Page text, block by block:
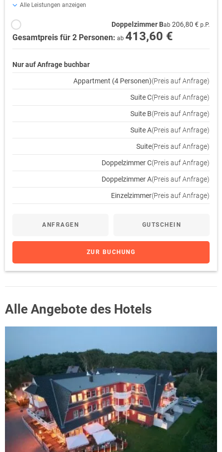
Alle Leistungen anzeigen
Doppelzimmer Bab 206,80 € p.P.
Gesamtpreis für 2 Personen: ab 413,60 €
Nur auf Anfrage buchbar
Appartment (4 Personen)(Preis auf Anfrage)
Suite C(Preis auf Anfrage)
Suite B(Preis auf Anfrage)
Suite A(Preis auf Anfrage)
Suite(Preis auf Anfrage)
Doppelzimmer C(Preis auf Anfrage)
Doppelzimmer A(Preis auf Anfrage)
Einzelzimmer(Preis auf Anfrage)
ANFRAGEN GUTSCHEIN
ZUR BUCHUNG
Alle Angebote des Hotels